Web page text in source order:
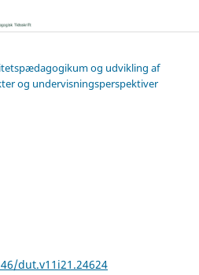
og udvikling af
og undervisningsperspektiver
dut.v11i21.24624